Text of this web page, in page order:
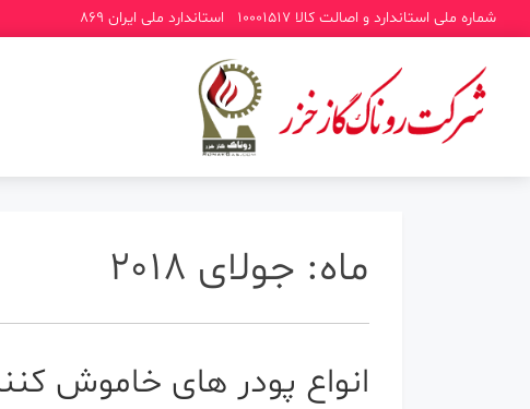
شماره ملی استاندارد و اصالت کالا 10001517 استاندارد ملی ایران 869
ماه: جولای 2018
انواع پودر های خاموش